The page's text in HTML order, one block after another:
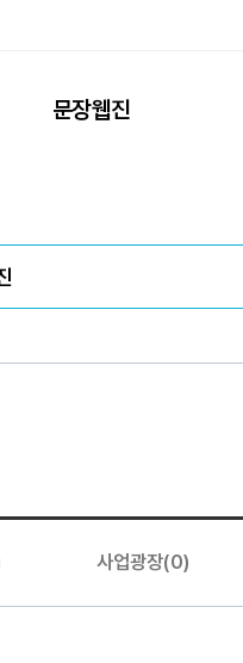
문장웹진
사업광장(0)